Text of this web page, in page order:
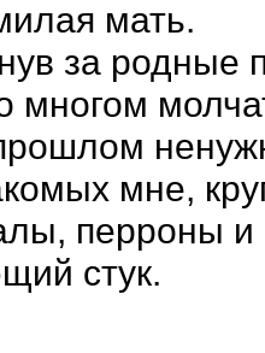
мать.
за родные
многом
мне,
перроны и
стук.